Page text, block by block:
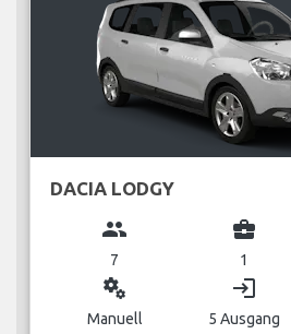
DACIA LODGY
group
7
business_center
1
miscellaneous_services
Manuell
login
5 Ausgang